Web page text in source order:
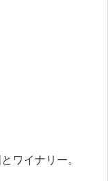
ワイナリー。